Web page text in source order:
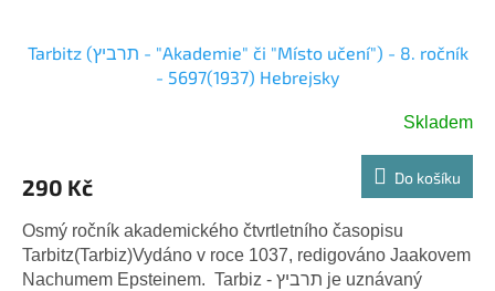
Tarbitz (תרביץ - "Akademie" či "Místo učení") - 8. ročník
- 5697(1937) Hebrejsky
Skladem
290 Kč Do košíku
Osmý ročník akademického čtvrtletního časopisu
Tarbitz(Tarbiz)Vydáno v roce 1037, redigováno Jaakovem
Nachumem Epsteinem. Tarbiz - תרביץ je uznávaný